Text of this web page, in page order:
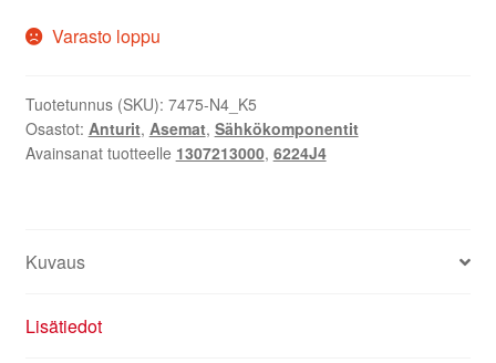
Varasto loppu
Tuotetunnus (SKU): 7475-N4_K5
Osastot: Anturit, Asemat, Sähkökomponentit
Avainsanat tuotteelle 1307213000, 6224J4
Kuvaus
Lisätiedot